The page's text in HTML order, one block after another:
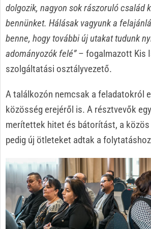
dolgozik, nagyon sok rászoruló család
bennünket. Hálásak vagyunk a
benne, hogy további új utakat tudunk
adományozók felé”– fogalmazott Kis
szolgáltatási osztályvezető.
A találkozón nemcsak a feladatokról
közösség erejéről is. A résztvevők
merítettek hitet és bátorítást, a
pedig új ötleteket adtak a